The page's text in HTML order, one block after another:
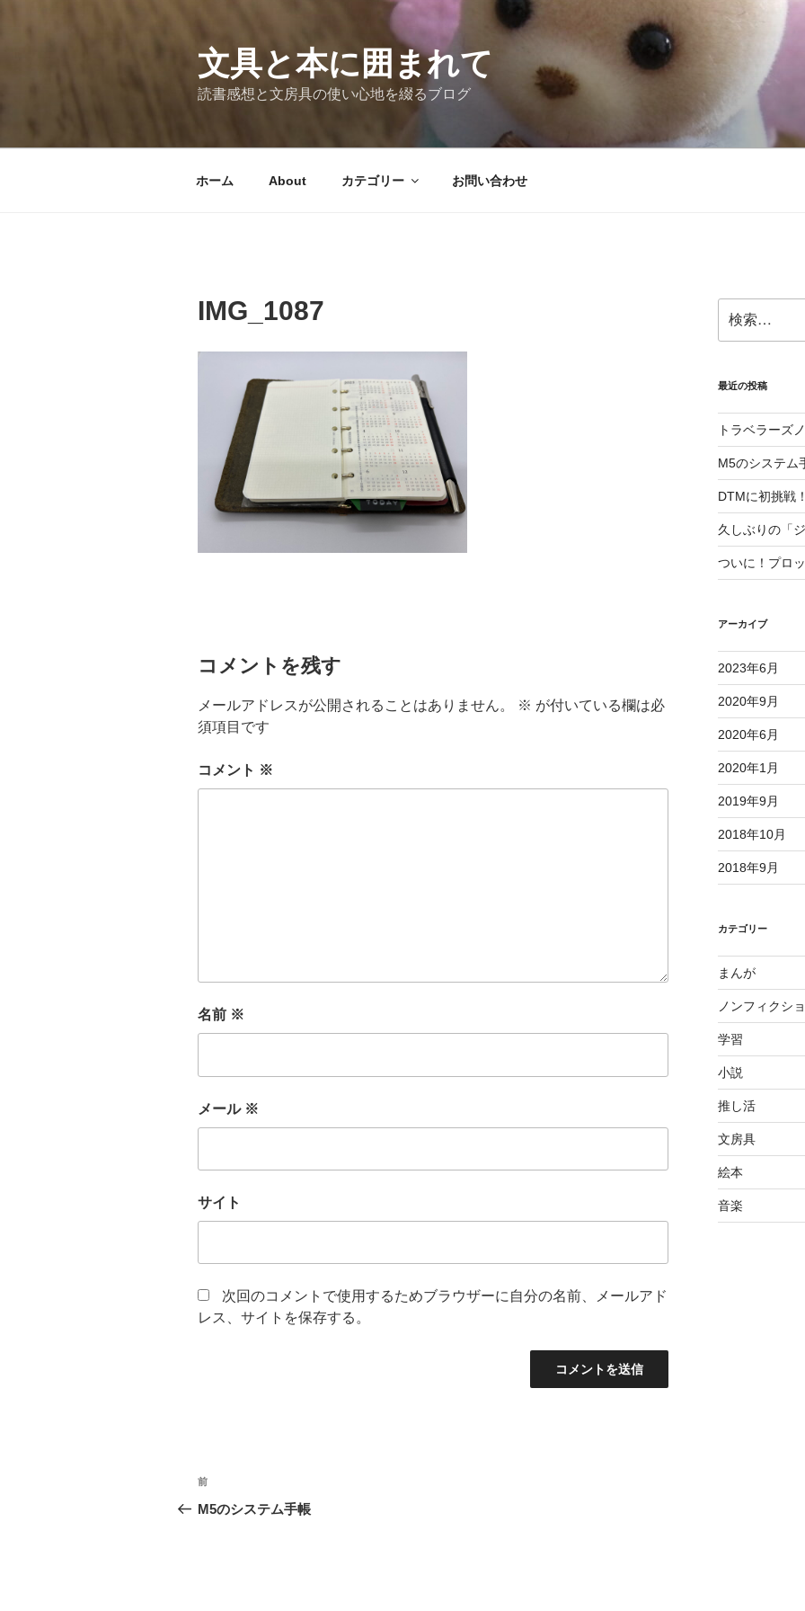
文具と本に囲まれて
読書感想と文房具の使い心地を綴るブログ
ホーム About カテゴリー お問い合わせ
IMG_1087
コメントを残す
メールアドレスが公開されることはありません。 ※ が付いている欄は必
須項目です
コメント ※
名前 ※
メール ※
サイト
次回のコメントで使用するためブラウザーに自分の名前、メールアド
レス、サイトを保存する。
投
稿
前
の
前
M5のシステム手帳
索:
最近の投稿
トラベラーズ
M5のシステム
DTMに初挑戦
久しぶりの「
ついに！プロ
アーカイブ
2023年6月
2020年9月
2020年6月
2020年1月
2019年9月
2018年10月
2018年9月
カテゴリー
まんが
ノンフィクシ
学習
小説
推し活
文房具
絵本
音楽